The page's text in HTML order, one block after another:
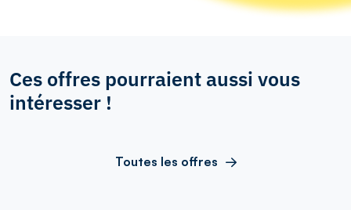
Ces offres pourraient aussi vous
intéresser !
Toutes les offres